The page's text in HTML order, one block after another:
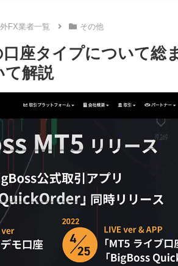
FX業者一覧 その他
座タイプについて総
て解説